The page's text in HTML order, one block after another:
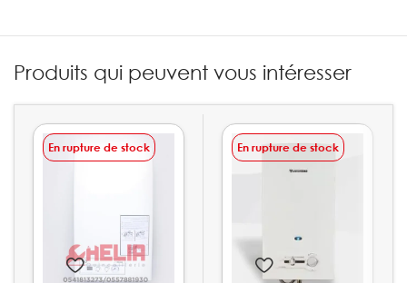
Produits qui peuvent vous intéresser
En rupture de stock En rupture de stock